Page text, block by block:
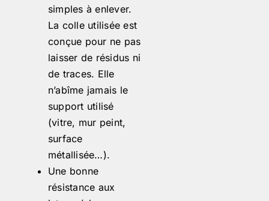
simples à enlever.
La colle utilisée est
conçue pour ne pas
laisser de résidus ni
de traces. Elle
n’abîme jamais le
support utilisé
(vitre, mur peint,
surface
métallisée…).
Une bonne
résistance aux